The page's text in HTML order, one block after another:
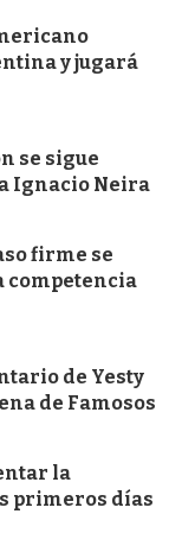
y jugará
se sigue
Ignacio Neira
firme se
competencia
de Yesty
de Famosos
la
primeros días